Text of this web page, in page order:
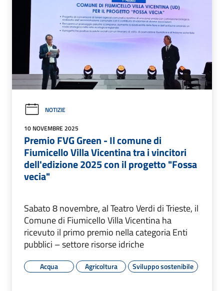
NOTIZIE
10 NOVEMBRE 2025
Premio FVG Green - Il comune di
Fiumicello Villa Vicentina tra i vincitori
dell'edizione 2025 con il progetto "Fossa
vecia"
Sabato 8 novembre, al Teatro Verdi di Trieste, il
Comune di Fiumicello Villa Vicentina ha
ricevuto il primo premio nella categoria Enti
pubblici – settore risorse idriche
Acqua Agricoltura Sviluppo sostenibile